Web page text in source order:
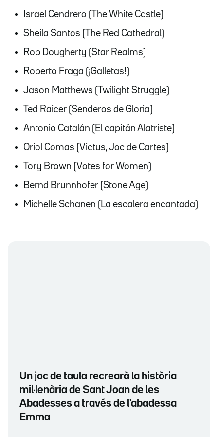
Israel Cendrero (The White Castle)
Sheila Santos (The Red Cathedral)
Rob Dougherty (Star Realms)
Roberto Fraga (¡Galletas!)
Jason Matthews (Twilight Struggle)
Ted Raicer (Senderos de Gloria)
Antonio Catalán (El capitán Alatriste)
Oriol Comas (Victus, Joc de Cartes)
Tory Brown (Votes for Women)
Bernd Brunnhofer (Stone Age)
Michelle Schanen (La escalera encantada)
Un joc de taula recrearà la història
mil·lenària de Sant Joan de les
Abadesses a través de l'abadessa
Emma